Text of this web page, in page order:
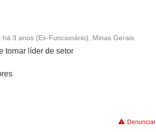
com a vida familiar
3 anos (Ex-Funcionário), Minas Gerais
tornar líder de setor
Denunciar